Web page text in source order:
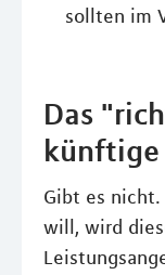
sollten im
Das
künftige
Gibt es
will, wird